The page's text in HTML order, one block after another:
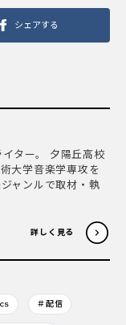
シェアする
ター。 夕陽丘高校
大学音楽学専攻を
ャンルで取材・執
詳しく見る
＃配信